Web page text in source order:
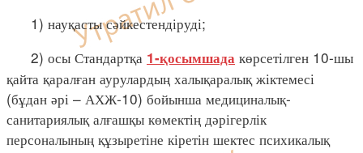
1) науқасты сәйкестендіруді;
2) осы Стандартқа 1-қосымшада көрсетілген 10-шы
қайта қаралған аурулардың халықаралық жіктемесі
(бұдан әрі – АХЖ-10) бойынша медициналық-
санитариялық алғашқы көмектің дәрігерлік
персоналының құзыретіне кіретін шектес психикалық